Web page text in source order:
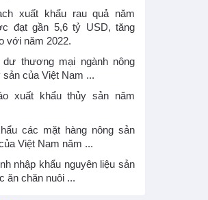
xuất khẩu rau quả năm
đạt gần 5,6 tỷ USD, tăng
với năm 2022.
dư thương mại ngành nông
sản của Việt Nam ...
xuất khẩu thủy sản năm
các mặt hàng nông sản
Việt Nam năm ...
nhập khẩu nguyên liệu sản
ăn chăn nuôi ...